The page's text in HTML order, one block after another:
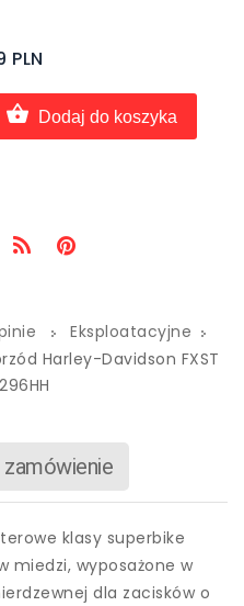
PLN
Dodaj do koszyka
Eksploatacyjne
Harley-Davidson FXST
zamówienie
klasy superbike
miedzi, wyposażone w
dla zacisków o